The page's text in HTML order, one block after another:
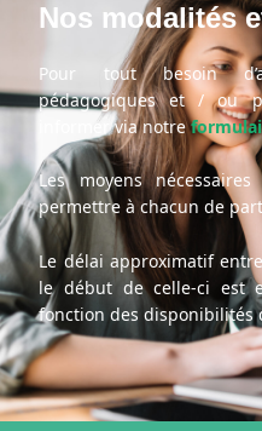
Nos modalités
Pour tout besoin
pédagogiques et / ou
informer via notre
Les moyens
permettre à chacun de
Le délai approximatif
le début de celle-ci est
fonction des disponibilités